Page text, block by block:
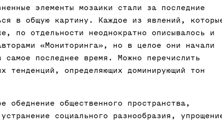
элементы мозаики стали за последние
в общую картину. Каждое из явлений,
по отдельности неоднократно описывалось и
«Мониторинга», но в целое они начали
самое последнее время. Можно перечислить
тенденций, определяющих доминирующий тон
обеднение общественного пространства,
социального разнообразия,